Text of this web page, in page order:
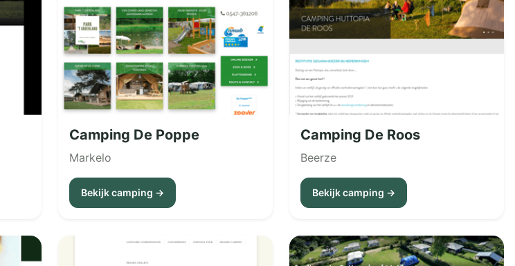
Camping De Poppe
Markelo
Bekijk camping →
Camping De Roos
Beerze
Bekijk camping →